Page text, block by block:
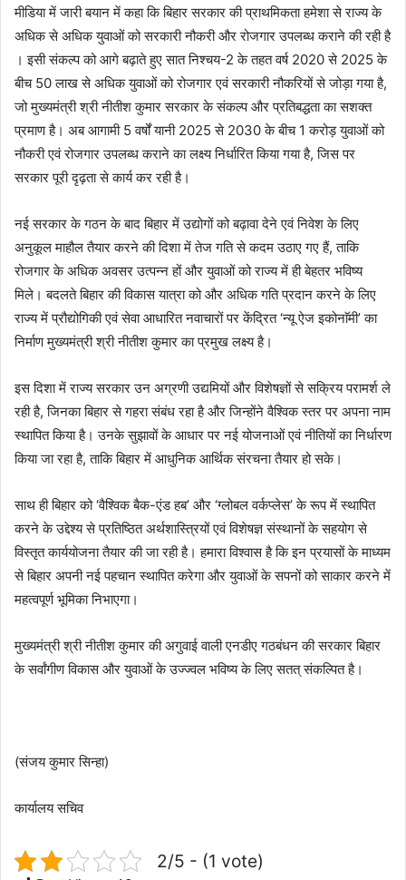
मीडिया में जारी बयान में कहा कि बिहार सरकार की प्राथमिकता हमेशा से राज्य के
अधिक से अधिक युवाओं को सरकारी नौकरी और रोजगार उपलब्ध कराने की रही है
। इसी संकल्प को आगे बढ़ाते हुए सात निश्चय-2 के तहत वर्ष 2020 से 2025 के
बीच 50 लाख से अधिक युवाओं को रोजगार एवं सरकारी नौकरियों से जोड़ा गया है,
जो मुख्यमंत्री श्री नीतीश कुमार सरकार के संकल्प और प्रतिबद्धता का सशक्त
प्रमाण है। अब आगामी 5 वर्षों यानी 2025 से 2030 के बीच 1 करोड़ युवाओं को
नौकरी एवं रोजगार उपलब्ध कराने का लक्ष्य निर्धारित किया गया है, जिस पर
सरकार पूरी दृढ़ता से कार्य कर रही है।
नई सरकार के गठन के बाद बिहार में उद्योगों को बढ़ावा देने एवं निवेश के लिए
अनुकूल माहौल तैयार करने की दिशा में तेज गति से कदम उठाए गए हैं, ताकि
रोजगार के अधिक अवसर उत्पन्न हों और युवाओं को राज्य में ही बेहतर भविष्य
मिले। बदलते बिहार की विकास यात्रा को और अधिक गति प्रदान करने के लिए
राज्य में प्रौद्योगिकी एवं सेवा आधारित नवाचारों पर केंद्रित ‘न्यू ऐज इकोनाॅमी’ का
निर्माण मुख्यमंत्री श्री नीतीश कुमार का प्रमुख लक्ष्य है।
इस दिशा में राज्य सरकार उन अग्रणी उद्यमियों और विशेषज्ञों से सक्रिय परामर्श ले
रही है, जिनका बिहार से गहरा संबंध रहा है और जिन्होंने वैश्विक स्तर पर अपना नाम
स्थापित किया है। उनके सुझावों के आधार पर नई योजनाओं एवं नीतियों का निर्धारण
किया जा रहा है, ताकि बिहार में आधुनिक आर्थिक संरचना तैयार हो सके।
साथ ही बिहार को ‘वैश्विक बैक-एंड हब’ और ‘ग्लोबल वर्कप्लेस’ के रूप में स्थापित
करने के उद्देश्य से प्रतिष्ठित अर्थशास्त्रियों एवं विशेषज्ञ संस्थानों के सहयोग से
विस्तृत कार्ययोजना तैयार की जा रही है। हमारा विश्वास है कि इन प्रयासों के माध्यम
से बिहार अपनी नई पहचान स्थापित करेगा और युवाओं के सपनों को साकार करने में
महत्वपूर्ण भूमिका निभाएगा।
मुख्यमंत्री श्री नीतीश कुमार की अगुवाई वाली एनडीए गठबंधन की सरकार बिहार
के सर्वांगीण विकास और युवाओं के उज्ज्वल भविष्य के लिए सतत् संकल्पित है।
(संजय कुमार सिन्हा)
कार्यालय सचिव
2/5 - (1 vote)